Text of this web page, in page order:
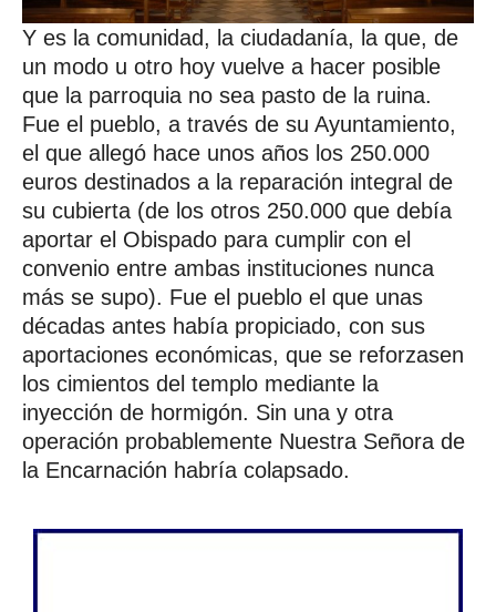
Y es la comunidad, la ciudadanía, la que, de
un modo u otro hoy vuelve a hacer posible
que la parroquia no sea pasto de la ruina.
Fue el pueblo, a través de su Ayuntamiento,
el que allegó hace unos años los 250.000
euros destinados a la reparación integral de
su cubierta (de los otros 250.000 que debía
aportar el Obispado para cumplir con el
convenio entre ambas instituciones nunca
más se supo). Fue el pueblo el que unas
décadas antes había propiciado, con sus
aportaciones económicas, que se reforzasen
los cimientos del templo mediante la
inyección de hormigón. Sin una y otra
operación probablemente Nuestra Señora de
la Encarnación habría colapsado.